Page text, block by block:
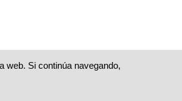
web. Si continúa navegando,